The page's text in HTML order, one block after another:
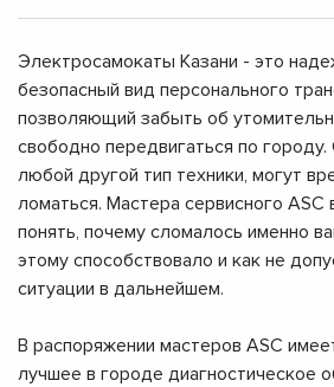
Электросамокаты Казани - это
безопасный вид персонального
позволяющий забыть об
свободно передвигаться по
любой другой тип техники, могут
ломаться. Мастера сервисного ASC
понять, почему сломалось именно
этому способствовало и как не
ситуации в дальнейшем.
В распоряжении мастеров ASC
лучшее в городе диагностическое